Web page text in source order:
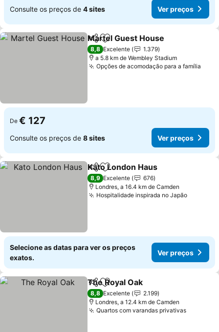
Consulte os preços de 4 sites Ver preços
PartilharAdicionar aos favoritos
Martel Guest House
8,8 Excelente
1.379
a 5.8 km de Wembley Stadium
Opções de acomodação para a família
De € 127
Consulte os preços de 8 sites Ver preços
PartilharAdicionar aos favoritos
Kato London Haus
8,9 Excelente
676
Londres, a 16.4 km de Camden
Hospitalidade inspirada no JapãoVer
Selecione as datas para ver os preços
exatos.
Ver preços
PartilharAdicionar aos favoritos
The Royal Oak
8,8 Excelente
2.199
Londres, a 12.4 km de Camden
Quartos com varandas privativasVer